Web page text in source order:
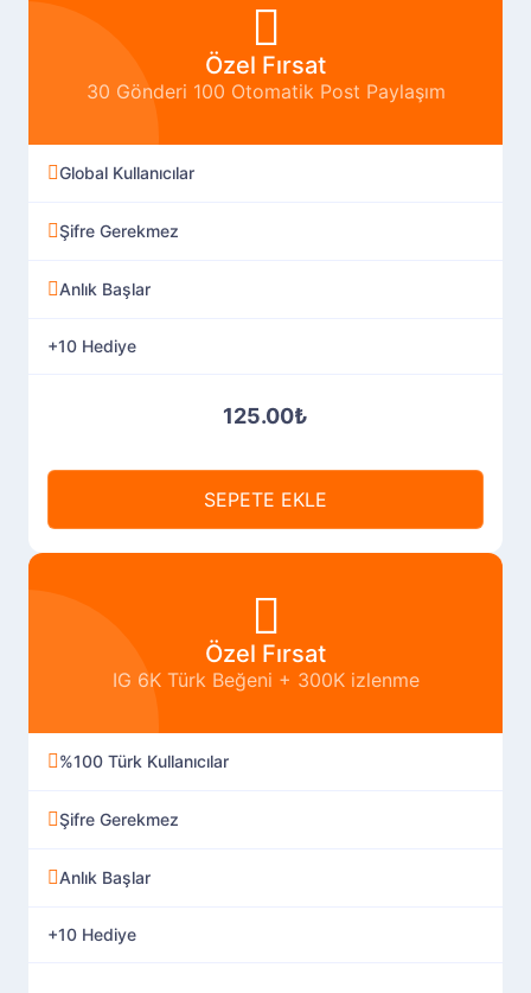
Özel Fırsat
30 Gönderi 100 Otomatik Post Paylaşım
Global Kullanıcılar
Şifre Gerekmez
Anlık Başlar
+10 Hediye
125.00₺
SEPETE EKLE
Özel Fırsat
IG 6K Türk Beğeni + 300K izlenme
%100 Türk Kullanıcılar
Şifre Gerekmez
Anlık Başlar
+10 Hediye